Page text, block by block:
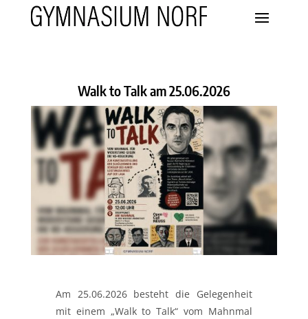
Walk to Talk am 25.06.2026
Am 25.06.2026 besteht die Gelegenheit
mit einem „Walk to Talk“ vom Mahnmal